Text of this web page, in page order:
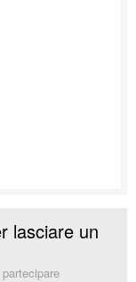
lasciare un